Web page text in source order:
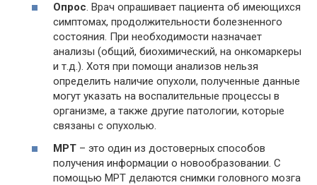
Опрос. Врач опрашивает пациента об имеющихся
симптомах, продолжительности болезненного
состояния. При необходимости назначает
анализы (общий, биохимический, на онкомаркеры
и т.д.). Хотя при помощи анализов нельзя
определить наличие опухоли, полученные данные
могут указать на воспалительные процессы в
организме, а также другие патологии, которые
связаны с опухолью.
МРТ – это один из достоверных способов
получения информации о новообразовании. С
помощью МРТ делаются снимки головного мозга